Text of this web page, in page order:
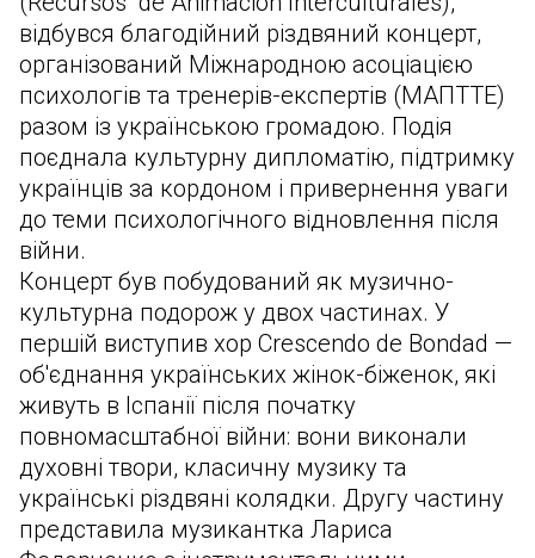
відбувся благодійний різдвяний концерт,
організований Міжнародною асоціацією
психологів та тренерів-експертів (МАПТТЕ)
разом із українською громадою. Подія
поєднала культурну дипломатію, підтримку
українців за кордоном і привернення уваги
до теми психологічного відновлення після
війни.
Концерт був побудований як музично-
культурна подорож у двох частинах. У
першій виступив хор Crescendo de Bondad —
об'єднання українських жінок-біженок, які
живуть в Іспанії після початку
повномасштабної війни: вони виконали
духовні твори, класичну музику та
українські різдвяні колядки. Другу частину
представила музикантка Лариса